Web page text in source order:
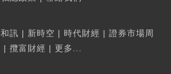
和訊 | 新時空 | 時代財經 | 證券市場周
| 攬富財經 | 更多...